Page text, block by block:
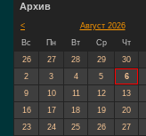
Архив
<
Август 2026
Вс
Пн Вт Ср Чт
26
27 28 29 30
2
3 4 5 6
9
10 11 12 13
16
17 18 19 20
23
24 25 26 27